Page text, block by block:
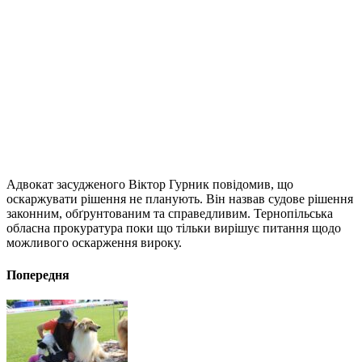
Адвокат засудженого Віктор Гурник повідомив, що
оскаржувати рішення не планують. Він назвав судове рішення
законним, обґрунтованим та справедливим. Тернопільська
обласна прокуратура поки що тільки вирішує питання щодо
можливого оскарження вироку.
Попередня